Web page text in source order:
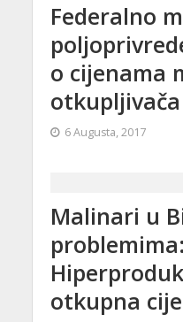
Federalno
o cijenama
otkupljivača
6 Augusta, 2017
Malinari u
problemima:
otkupna